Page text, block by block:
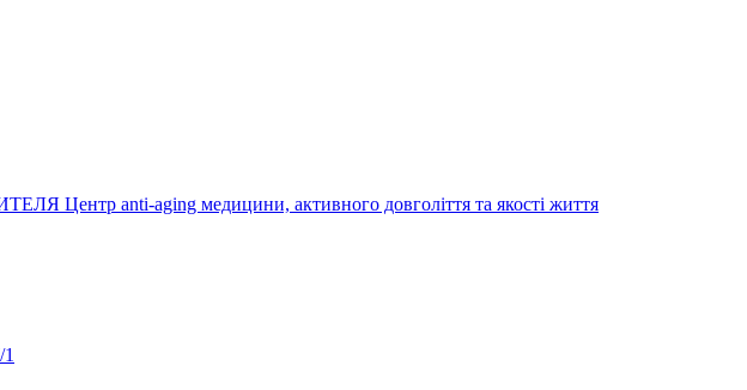
Центр anti-aging медицини, активного довголіття та якості життя